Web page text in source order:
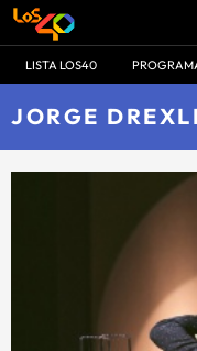
LISTA LOS40
JORGE